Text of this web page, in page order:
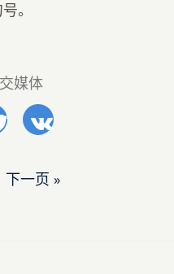
完美的句号。
媒体
下一页 »